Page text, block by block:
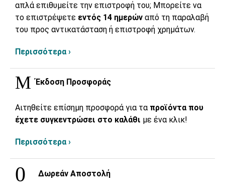
απλά επιθυμείτε την επιστροφή του; Μπορείτε να
το επιστρέψετε εντός 14 ημερών από τη παραλαβή
του προς αντικατάσταση ή επιστροφή χρημάτων.
Περισσότερα ›
Έκδοση Προσφοράς
Αιτηθείτε επίσημη προσφορά για τα προϊόντα που
έχετε συγκεντρώσει στο καλάθι με ένα κλικ!
Περισσότερα ›
Δωρεάν Αποστολή